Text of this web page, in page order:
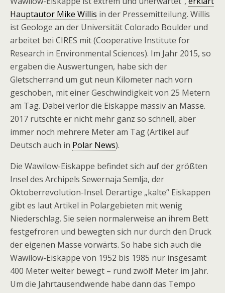
Hauptautor Mike Willis in der Pressemitteilung. Willis
ist Geologe an der Universität Colorado Boulder und
arbeitet bei CIRES mit (Cooperative Institute for
Research in Environmental Sciences). Im Jahr 2015, so
ergaben die Auswertungen, habe sich der
Gletscherrand um gut neun Kilometer nach vorn
geschoben, mit einer Geschwindigkeit von 25 Metern
am Tag. Dabei verlor die Eiskappe massiv an Masse.
2017 rutschte er nicht mehr ganz so schnell, aber
immer noch mehrere Meter am Tag (Artikel auf
Deutsch auch in Polar News).
Die Wawilow-Eiskappe befindet sich auf der größten
Insel des Archipels Sewernaja Semlja, der
Oktoberrevolution-Insel. Derartige „kalte“ Eiskappen
gibt es laut Artikel in Polargebieten mit wenig
Niederschlag. Sie seien normalerweise an ihrem Bett
festgefroren und bewegten sich nur durch den Druck
der eigenen Masse vorwärts. So habe sich auch die
Wawilow-Eiskappe von 1952 bis 1985 nur insgesamt
400 Meter weiter bewegt – rund zwölf Meter im Jahr.
Um die Jahrtausendwende habe dann das Tempo